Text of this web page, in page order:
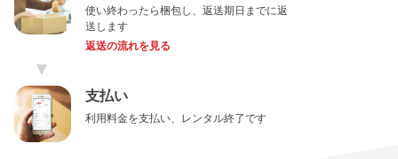
使い終わったら梱包し、返送期日までに返
送します
返送の流れを見る
▼
支払い
利用料金を支払い、レンタル終了です